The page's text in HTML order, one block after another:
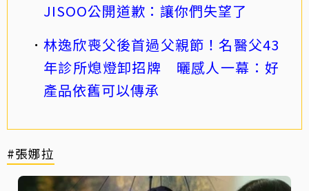
JISOO公開道歉：讓你們失望了
林逸欣喪父後首過父親節！名醫父43
年診所熄燈卸招牌 曬感人一幕：好
產品依舊可以傳承
#張娜拉